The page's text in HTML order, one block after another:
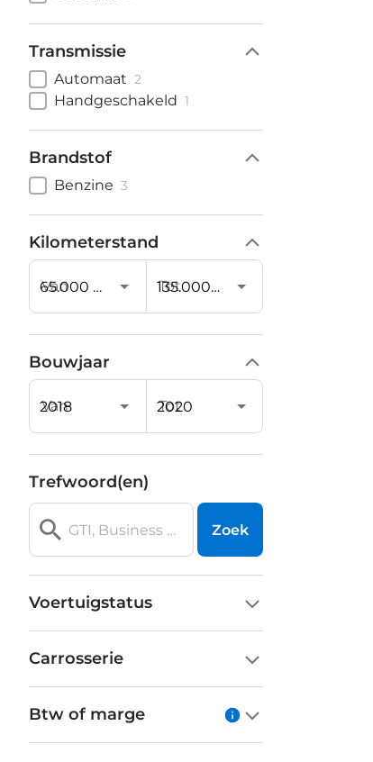
Transmissie
Automaat 2
Handgeschakeld 1
Brandstof
Benzine 3
Kilometerstand
Van Tot
Bouwjaar
Van Tot
Trefwoord(en)
Zoek
Voertuigstatus
Carrosserie
Btw of marge